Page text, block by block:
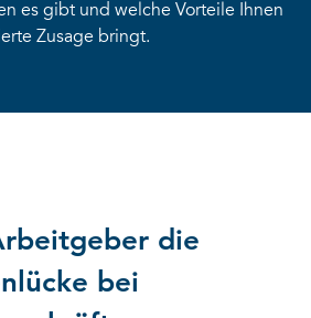
es gibt und welche Vorteile Ihnen
Zusage bringt.
die
bei